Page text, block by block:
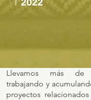
Llevamos más de
trabajando y
proyectos